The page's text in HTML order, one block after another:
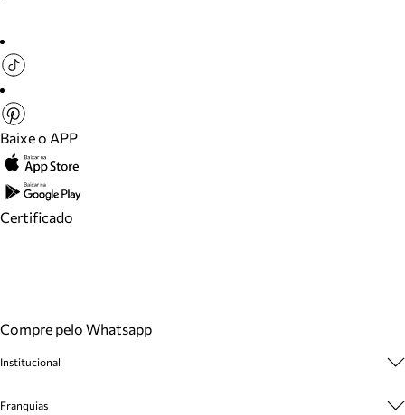
Baixe o APP
Certificado
Compre pelo Whatsapp
Institucional
Franquias